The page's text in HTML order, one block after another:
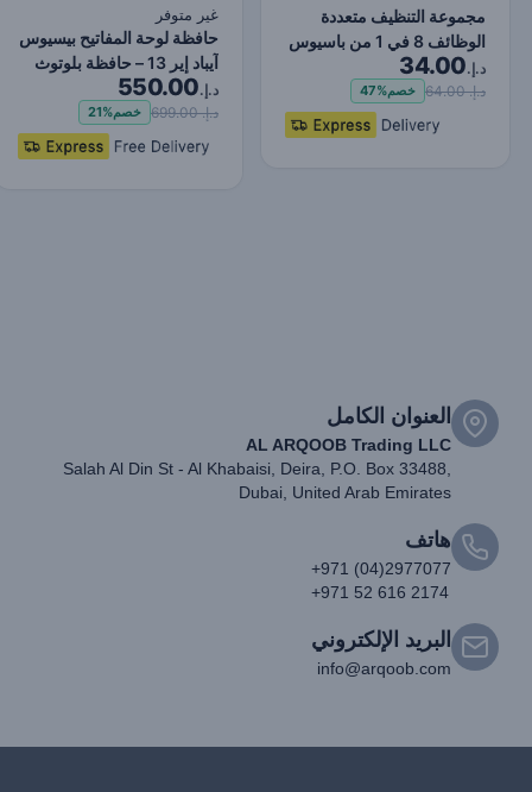
مجموعة التنظيف متعددة
الوظائف 8 في 1 من باسيوس
لشاشة الكمبيوتر ا…
د.إ.34.00
د.إ. 64.00 خصم47%
غير متوفر
حافظة لوحة المفاتيح بيسيوس
آيباد إير 13 – حافظة بلوتوث
فائقة الن…
د.إ.550.00
د.إ. 699.00 خصم21%
العنوان الكامل
AL ARQOOB Trading LLC
Salah Al Din St - Al Khabaisi, Deira, P.O. Box 33488,
Dubai, United Arab Emirates
هاتف
+971 (04)2977077
+971 52 616 2174
البريد الإلكتروني
info@arqoob.com